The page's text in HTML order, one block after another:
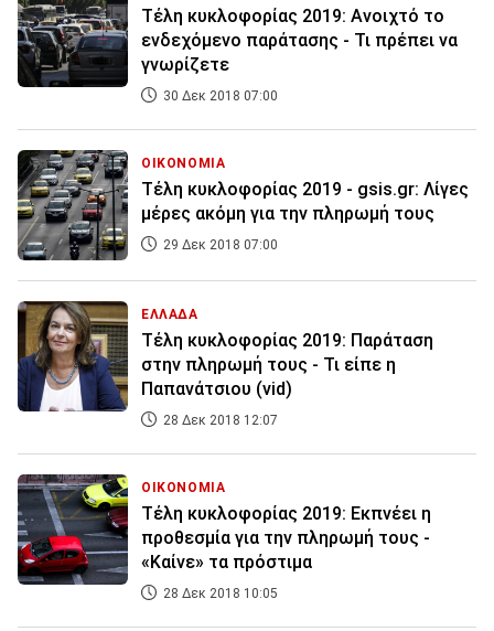
Τέλη κυκλοφορίας 2019: Ανοιχτό το
ενδεχόμενο παράτασης - Τι πρέπει να
γνωρίζετε
30 Δεκ 2018 07:00
ΟΙΚΟΝΟΜΙΑ
Τέλη κυκλοφορίας 2019 - gsis.gr: Λίγες
μέρες ακόμη για την πληρωμή τους
29 Δεκ 2018 07:00
ΕΛΛΑΔΑ
Τέλη κυκλοφορίας 2019: Παράταση
στην πληρωμή τους - Τι είπε η
Παπανάτσιου (vid)
28 Δεκ 2018 12:07
ΟΙΚΟΝΟΜΙΑ
Τέλη κυκλοφορίας 2019: Εκπνέει η
προθεσμία για την πληρωμή τους -
«Καίνε» τα πρόστιμα
28 Δεκ 2018 10:05